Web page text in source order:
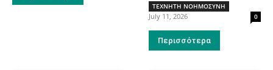
ΤΕΧΝΗΤΗ ΝΟΗΜΟΣΥΝΗ
July 11, 2026 0
Περισσότερα